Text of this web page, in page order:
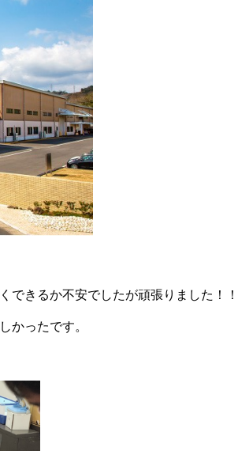
できるか不安でしたが頑張りました！！
かったです。